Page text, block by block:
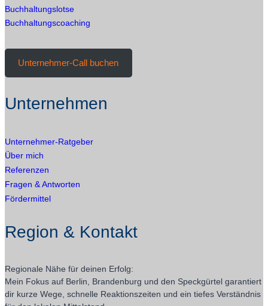
Buchhaltungslotse
Buchhaltungscoaching
Unternehmer-Call buchen
Unternehmen
Unternehmer-Ratgeber
Über mich
Referenzen
Fragen & Antworten
Fördermittel
Region & Kontakt
Regionale Nähe für deinen Erfolg:
Mein Fokus auf Berlin, Brandenburg und den Speckgürtel garantiert
dir kurze Wege, schnelle Reaktionszeiten und ein tiefes Verständnis